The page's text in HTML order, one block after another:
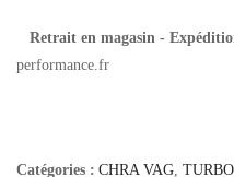
Retrait en magasin -
performance.fr
Catégories : CHRA VAG